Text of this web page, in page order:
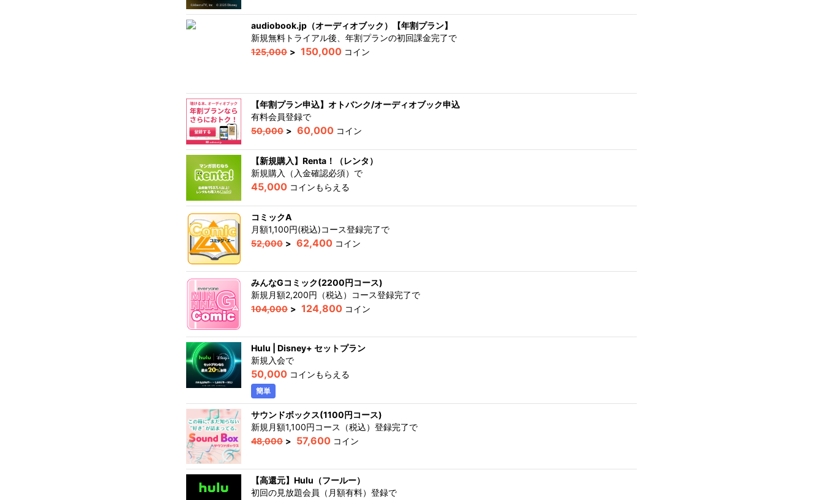
audiobook.jp（オーディオブック）【年割プラン】
新規無料トライアル後、年割プランの初回課金完了で
125,000 > 150,000 コイン
【年割プラン申込】オトバンク/オーディオブック申込
有料会員登録で
50,000 > 60,000 コイン
【新規購入】Renta！（レンタ）
新規購入（入金確認必須） で
45,000 コインもらえる
コミックA
月額1,100円(税込)コース登録完了で
52,000 > 62,400 コイン
みんなGコミック(2200円コース)
新規月額2,200円（税込）コース登録完了で
104,000 > 124,800 コイン
Hulu | Disney+ セットプラン
新規入会で
50,000 コインもらえる
簡単
サウンドボックス(1100円コース)
新規月額1,100円コース（税込）登録完了で
48,000 > 57,600 コイン
【高還元】Hulu（フールー）
初回の見放題会員（月額有料）登録で